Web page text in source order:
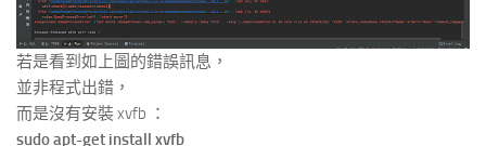
若是看到如上圖的錯誤訊息，
並非程式出錯，
而是沒有安裝 xvfb ：
sudo apt-get install xvfb